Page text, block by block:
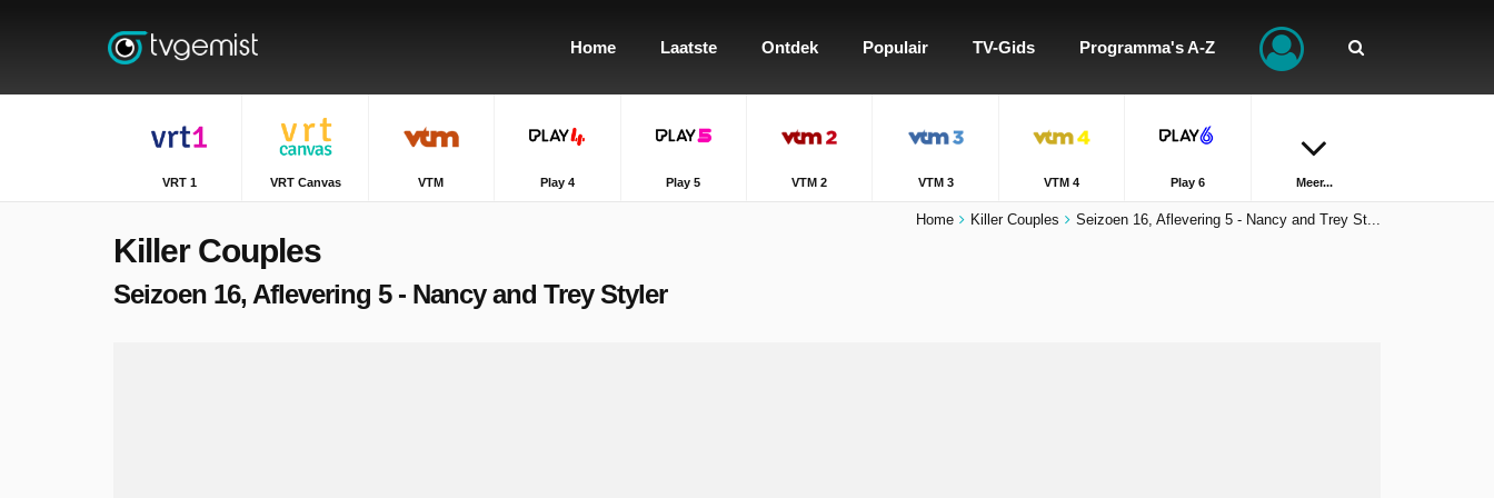
Home Laatste Ontdek Populair TV-Gids Programma's A-Z
VRT 1 VRT Canvas VTM Play 4 Play 5 VTM 2 VTM 3 VTM 4 Play 6 Meer...
Home Killer Couples Seizoen 16, Aflevering 5 - Nancy and Trey St...
Killer Couples
Seizoen 16, Aflevering 5 - Nancy and Trey Styler